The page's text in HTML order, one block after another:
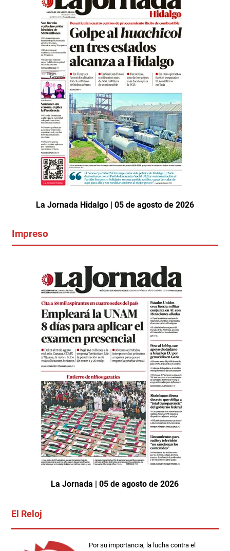
La Jornada Hidalgo | 05 de agosto de 2026
Impreso
La Jornada | 05 de agosto de 2026
El Reloj
Por su importancia, la lucha contra el